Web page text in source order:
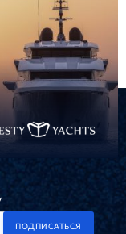
ПОДПИСАТЬСЯ